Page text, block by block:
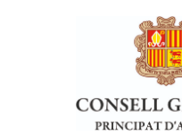
Ves al contingut.
Salta a la navegació